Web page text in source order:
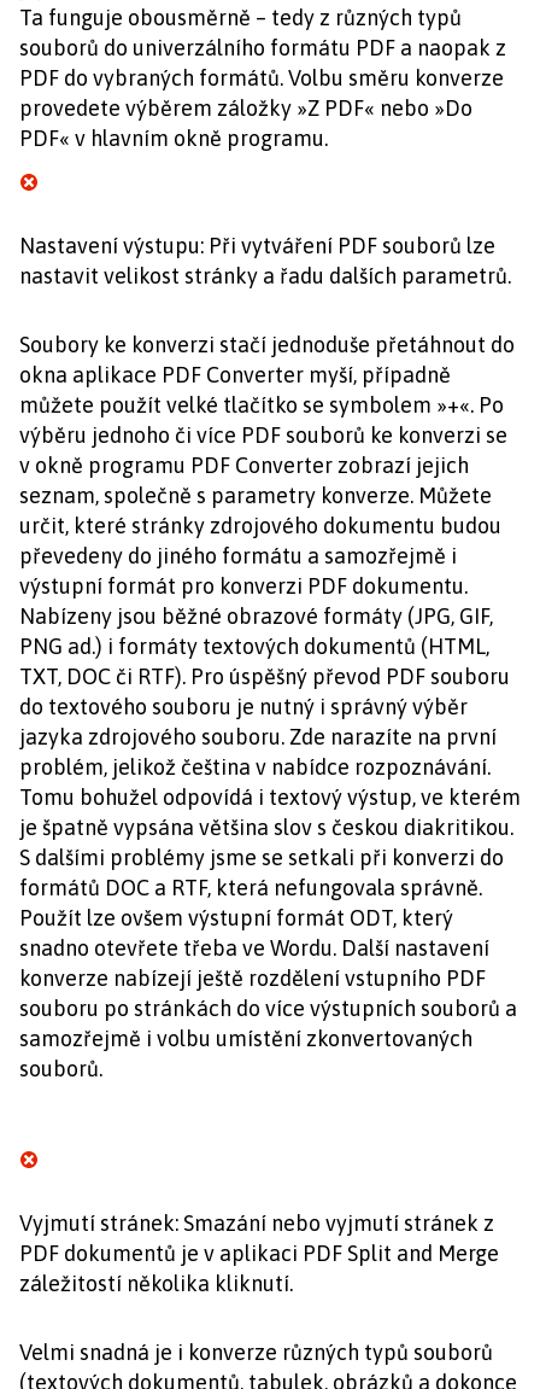
Ta funguje obousměrně – tedy z různých typů
souborů do univerzálního formátu PDF a naopak z
PDF do vybraných formátů. Volbu směru konverze
provedete výběrem záložky »Z PDF« nebo »Do
PDF« v hlavním okně programu.
Nastavení výstupu: Při vytváření PDF souborů lze
nastavit velikost stránky a řadu dalších parametrů.
Soubory ke konverzi stačí jednoduše přetáhnout do
okna aplikace PDF Converter myší, případně
můžete použít velké tlačítko se symbolem »+«. Po
výběru jednoho či více PDF souborů ke konverzi se
v okně programu PDF Converter zobrazí jejich
seznam, společně s parametry konverze. Můžete
určit, které stránky zdrojového dokumentu budou
převedeny do jiného formátu a samozřejmě i
výstupní formát pro konverzi PDF dokumentu.
Nabízeny jsou běžné obrazové formáty (JPG, GIF,
PNG ad.) i formáty textových dokumentů (HTML,
TXT, DOC či RTF). Pro úspěšný převod PDF souboru
do textového souboru je nutný i správný výběr
jazyka zdrojového souboru. Zde narazíte na první
problém, jelikož čeština v nabídce rozpoznávání.
Tomu bohužel odpovídá i textový výstup, ve kterém
je špatně vypsána většina slov s českou diakritikou.
S dalšími problémy jsme se setkali při konverzi do
formátů DOC a RTF, která nefungovala správně.
Použít lze ovšem výstupní formát ODT, který
snadno otevřete třeba ve Wordu. Další nastavení
konverze nabízejí ještě rozdělení vstupního PDF
souboru po stránkách do více výstupních souborů a
samozřejmě i volbu umístění zkonvertovaných
souborů.
Vyjmutí stránek: Smazání nebo vyjmutí stránek z
PDF dokumentů je v aplikaci PDF Split and Merge
záležitostí několika kliknutí.
Velmi snadná je i konverze různých typů souborů
(textových dokumentů, tabulek, obrázků a dokonce